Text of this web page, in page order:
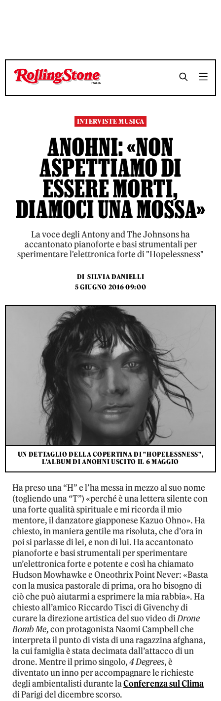
TEMPO DI LETTURA 9 MINUTI SHARE
TEMPO DI LETTURA 9 MINUTI SHARE
INTERVISTE MUSICA
ANOHNI: «NON
ASPETTIAMO DI
ESSERE MORTI,
DIAMOCI UNA MOSSA»
La voce degli Antony and The Johnsons ha
accantonato pianoforte e basi strumentali per
sperimentare l'elettronica forte di "Hopelessness"
DI SILVIA DANIELLI
5 GIUGNO 2016 09:00
UN DETTAGLIO DELLA COPERTINA DI "HOPELESSNESS",
L'ALBUM DI ANOHNI USCITO IL 6 MAGGIO
Ha preso una “H” e l’ha messa in mezzo al suo nome
(togliendo una “T”) «perché è una lettera silente con
una forte qualità spirituale e mi ricorda il mio
mentore, il danzatore giapponese Kazuo Ohno». Ha
chiesto, in maniera gentile ma risoluta, che d’ora in
poi si parlasse di lei, e non di lui. Ha accantonato
pianoforte e basi strumentali per sperimentare
un’elettronica forte e potente e così ha chiamato
Hudson Mowhawke e Oneothrix Point Never: «Basta
con la musica pastorale di prima, ora ho bisogno di
ciò che può aiutarmi a esprimere la mia rabbia». Ha
chiesto all’amico Riccardo Tisci di Givenchy di
curare la direzione artistica del suo video diDrone
Bomb Me, con protagonista Naomi Campbell che
interpreta il punto di vista di una ragazzina afghana,
la cui famiglia è stata decimata dall’attacco di un
drone. Mentre il primo singolo,4 Degrees, è
diventato un inno per accompagnare le richieste
degli ambientalisti durante laConferenza sul Clima
di Parigi del dicembre scorso.